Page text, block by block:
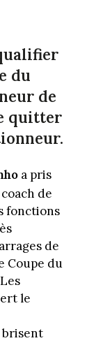
du
de
quitter
a pris
de
fonctions
de
Coupe du
le
brisent